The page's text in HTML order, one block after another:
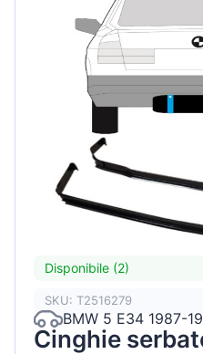
Disponibile (2)
SKU: T2516279
BMW 5 E34 1987-
Cinghie